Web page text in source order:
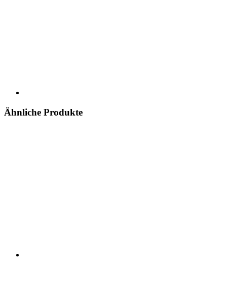
Ähnliche Produkte